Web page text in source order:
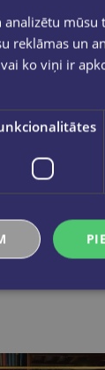
par
mūsu
reklāmas un
ko viņi ir